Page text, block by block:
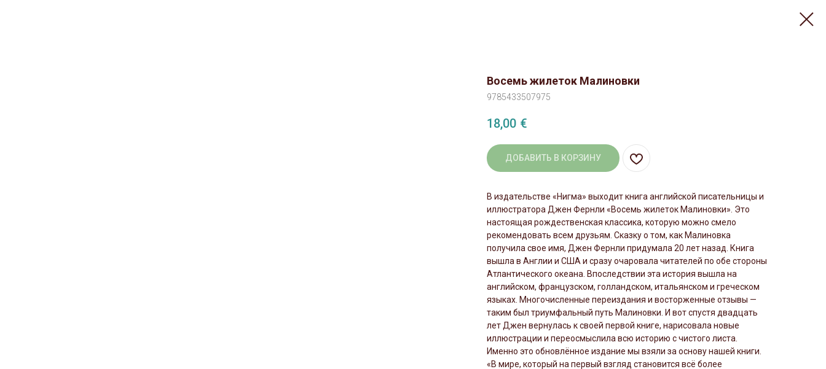
Восемь жилеток Малиновки
9785433507975
18,00 €
ДОБАВИТЬ В КОРЗИНУ
В издательстве «Нигма» выходит книга английской писательницы и
иллюстратора Джен Фернли «Восемь жилеток Малиновки». Это
настоящая рождественская классика, которую можно смело
рекомендовать всем друзьям. Сказку о том, как Малиновка
получила свое имя, Джен Фернли придумала 20 лет назад. Книга
вышла в Англии и США и сразу очаровала читателей по обе стороны
Атлантического океана. Впоследствии эта история вышла на
английском, французском, голландском, итальянском и греческом
языках. Многочисленные переиздания и восторженные отзывы —
таким был триумфальный путь Малиновки. И вот спустя двадцать
лет Джен вернулась к своей первой книге, нарисовала новые
иллюстрации и переосмыслила всю историю с чистого листа.
Именно это обновлённое издание мы взяли за основу нашей книги.
«В мире, который на первый взгляд становится всё более